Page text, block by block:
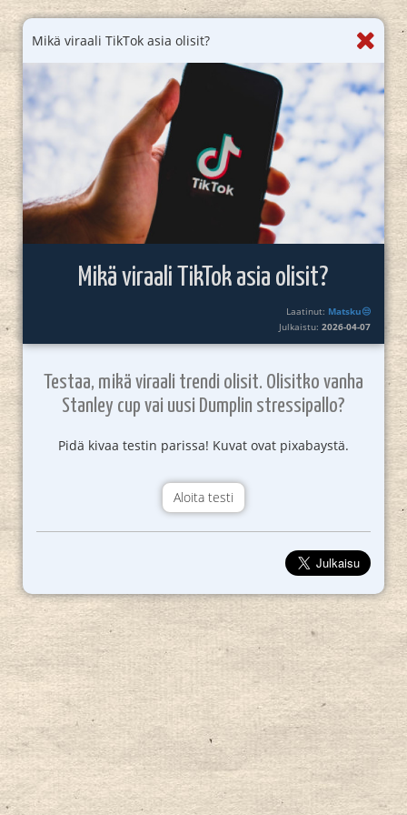
Mikä viraali TikTok asia olisit?
Mikä viraali TikTok asia olisit?
Laatinut: Matsku😒
Julkaistu:2026-04-07
Testaa, mikä viraali trendi olisit. Olisitko vanha
Stanley cup vai uusi Dumplin stressipallo?
Pidä kivaa testin parissa! Kuvat ovat pixabaystä.
Aloita testi